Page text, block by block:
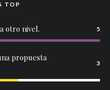
TOP
otro nivel. 5
propuesta
3